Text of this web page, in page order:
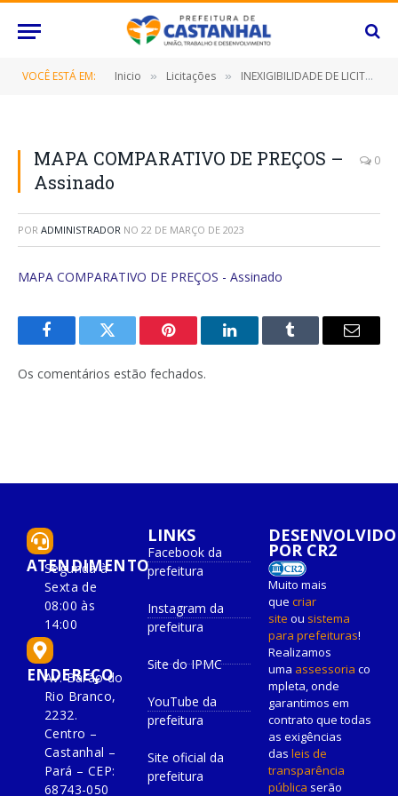
VOCÊ ESTÁ EM: Inicio » Licitações » INEXIGIBILIDADE DE LICITAÇÃO Nº 010/2023/PMC (Credenciamento de 02 (duas) pessoas físicas para prestação de serviços na área de perícia médica)
MAPA COMPARATIVO DE PREÇOS –
Assinado
0
POR ADMINISTRADOR NO 22 DE MARÇO DE 2023
MAPA COMPARATIVO DE PREÇOS - Assinado
FacebookTwitter Pinterest O
Tumblr
E-
Os comentários estão fechados.
ATENDIMENTO
Segunda à
Sexta de
08:00 às
14:00
ENDEREÇO
Av. Barão do
Rio Branco,
2232.
Centro –
Castanhal –
Pará – CEP:
68743-050
LINKS
Facebook da
prefeitura
Instagram da
prefeitura
Site do IPMC
YouTube da
prefeitura
Site oficial da
prefeitura
DESENVOLVIDO
POR CR2
Muito mais
que criar
site ou sistema
para prefeituras!
Realizamos
uma assessoria co
mpleta, onde
garantimos em
contrato que todas
as exigências
das leis de
transparência
pública serão